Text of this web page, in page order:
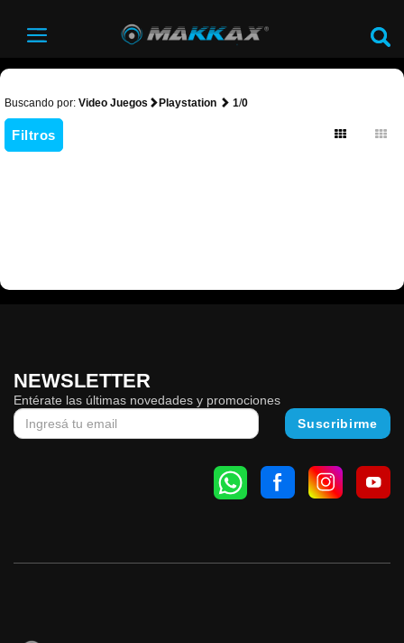
Buscando por: Video Juegos Playstation 1/0
Filtros
NEWSLETTER
Entérate las últimas novedades y promociones